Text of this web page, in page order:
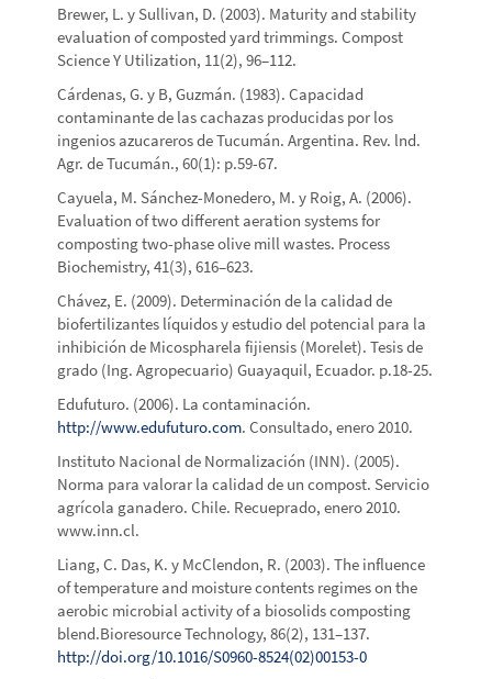
Brewer, L. y Sullivan, D. (2003). Maturity and stability
evaluation of composted yard trimmings. Compost
Science Y Utilization, 11(2), 96–112.
Cárdenas, G. y B, Guzmán. (1983). Capacidad
contaminante de las cachazas producidas por los
ingenios azucareros de Tucumán. Argentina. Rev. lnd.
Agr. de Tucumán., 60(1): p.59-67.
Cayuela, M. Sánchez-Monedero, M. y Roig, A. (2006).
Evaluation of two different aeration systems for
composting two-phase olive mill wastes. Process
Biochemistry, 41(3), 616–623.
Chávez, E. (2009). Determinación de la calidad de
biofertilizantes líquidos y estudio del potencial para la
inhibición de Micospharela fijiensis (Morelet). Tesis de
grado (Ing. Agropecuario) Guayaquil, Ecuador. p.18-25.
Edufuturo. (2006). La contaminación.
http://www.edufuturo.com. Consultado, enero 2010.
Instituto Nacional de Normalización (INN). (2005).
Norma para valorar la calidad de un compost. Servicio
agrícola ganadero. Chile. Recueprado, enero 2010.
www.inn.cl.
Liang, C. Das, K. y McClendon, R. (2003). The influence
of temperature and moisture contents regimes on the
aerobic microbial activity of a biosolids composting
blend.Bioresource Technology, 86(2), 131–137.
http://doi.org/10.1016/S0960-8524(02)00153-0